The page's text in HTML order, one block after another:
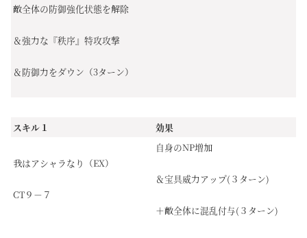
敵全体の防御強化状態を解除
＆強力な『秩序』特攻攻撃
＆防御力をダウン（3ターン）
スキル１ 効果
我はアシャラなり（EX）
CT９－７
自身のNP増加
＆宝具威力アップ(３ターン)
＋敵全体に混乱付与(３ターン)